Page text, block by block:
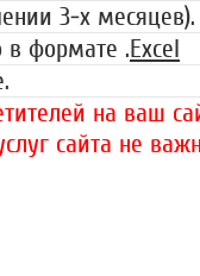
3-х месяцев).
в формате .Excel
на ваш
сайта не